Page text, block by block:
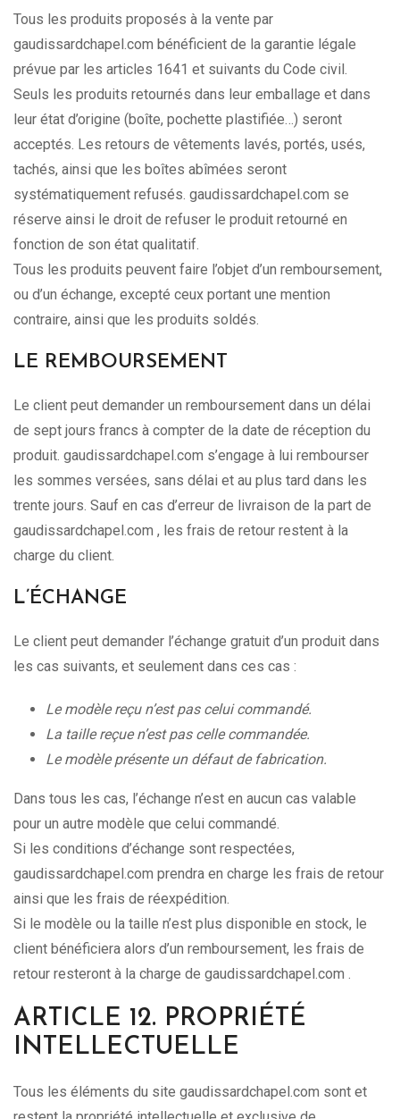
Tous les produits proposés à la vente par
gaudissardchapel.com bénéficient de la garantie légale
prévue par les articles 1641 et suivants du Code civil.
Seuls les produits retournés dans leur emballage et dans
leur état d’origine (boîte, pochette plastifiée…) seront
acceptés. Les retours de vêtements lavés, portés, usés,
tachés, ainsi que les boîtes abîmées seront
systématiquement refusés. gaudissardchapel.com se
réserve ainsi le droit de refuser le produit retourné en
fonction de son état qualitatif.
Tous les produits peuvent faire l’objet d’un remboursement,
ou d’un échange, excepté ceux portant une mention
contraire, ainsi que les produits soldés.
LE REMBOURSEMENT
Le client peut demander un remboursement dans un délai
de sept jours francs à compter de la date de réception du
produit. gaudissardchapel.com s’engage à lui rembourser
les sommes versées, sans délai et au plus tard dans les
trente jours. Sauf en cas d’erreur de livraison de la part de
gaudissardchapel.com , les frais de retour restent à la
charge du client.
L’ÉCHANGE
Le client peut demander l’échange gratuit d’un produit dans
les cas suivants, et seulement dans ces cas :
Le modèle reçu n’est pas celui commandé.
La taille reçue n’est pas celle commandée.
Le modèle présente un défaut de fabrication.
Dans tous les cas, l’échange n’est en aucun cas valable
pour un autre modèle que celui commandé.
Si les conditions d’échange sont respectées,
gaudissardchapel.com prendra en charge les frais de retour
ainsi que les frais de réexpédition.
Si le modèle ou la taille n’est plus disponible en stock, le
client bénéficiera alors d’un remboursement, les frais de
retour resteront à la charge de gaudissardchapel.com .
ARTICLE 12. PROPRIÉTÉ
INTELLECTUELLE
Tous les éléments du site gaudissardchapel.com sont et